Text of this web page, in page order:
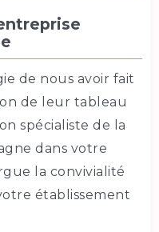
de nous avoir fait
de leur tableau
spécialiste de la
dans votre
la convivialité
établissement